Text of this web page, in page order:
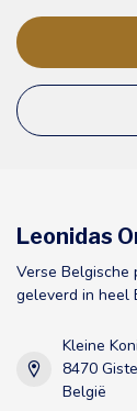
Leonidas
Verse Belgische
geleverd in heel
Kleine
8470
België